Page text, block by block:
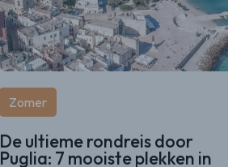
Zomer
De ultieme rondreis door
Puglia: 7 mooiste plekken in